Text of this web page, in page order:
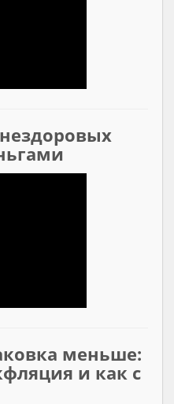
меньше:
и как с